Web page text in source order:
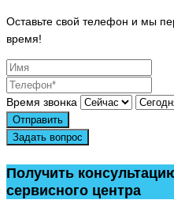
Оставьте свой телефон и мы
время!
Время звонка
Отправить
Задать вопрос
Получить
сервисного центра